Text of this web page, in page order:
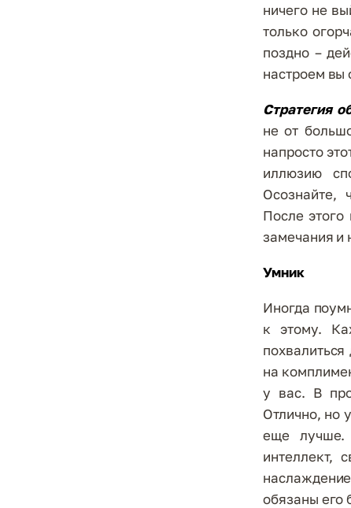
ничего не
только
поздно –
настроем вы
Стратегия
не от
напросто
иллюзию
Осознайте,
После
замечания и
Умник
Иногда
к этому.
на
у вас. В
Отлично, но
еще лучше.
интеллект,
обязаны его